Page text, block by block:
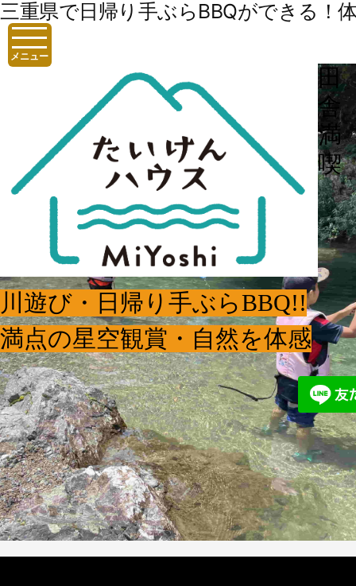
三重県で日帰り手ぶらBBQができる！
メニュー
田
舎
満
喫
川遊び・日帰り手ぶらBBQ!!
満点の星空観賞・自然を体感